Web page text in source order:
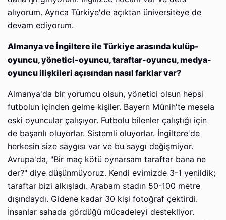
alıyorum. Ayrıca Türkiye'de açıktan üniversiteye de
devam ediyorum.
Almanya ve İngiltere ile Türkiye arasında kulüp-
oyuncu, yönetici-oyuncu, taraftar-oyuncu, medya-
oyuncu ilişkileri açısından nasıl farklar var?
Almanya'da bir yorumcu olsun, yönetici olsun hepsi
futbolun içinden gelme kişiler. Bayern Münih'te mesela
eski oyuncular çalışıyor. Futbolu bilenler çalıştığı için
de başarılı oluyorlar. Sistemli oluyorlar. İngiltere'de
herkesin size saygısı var ve bu saygı değişmiyor.
Avrupa'da, "Bir maç kötü oynarsam taraftar bana ne
der?" diye düşünmüyoruz. Kendi evimizde 3-1 yenildik;
taraftar bizi alkışladı. Arabam stadın 50-100 metre
dışındaydı. Gidene kadar 30 kişi fotoğraf çektirdi.
İnsanlar sahada gördüğü mücadeleyi destekliyor.